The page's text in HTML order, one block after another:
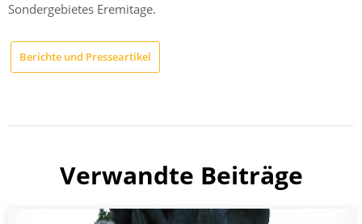
Sondergebietes Eremitage.
Berichte und Presseartikel
Verwandte Beiträge